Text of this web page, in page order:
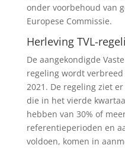
onder voorbehoud van
Europese Commissie.
Herleving TVL-
De aangekondigde
regeling wordt
2021. De regeling ziet
die in het vierde
hebben van 30% of
referentieperioden en
voldoen, komen in